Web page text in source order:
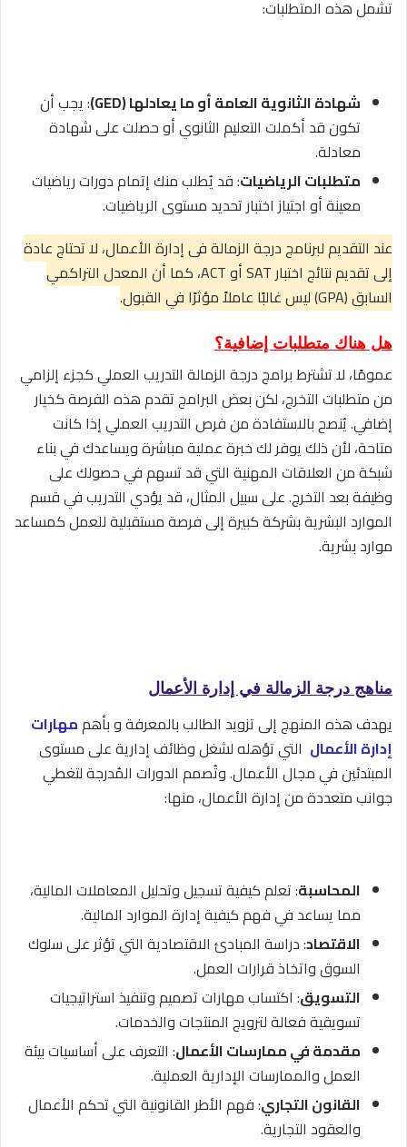
تشمل هذه المتطلبات:
شهادة الثانوية العامة أو ما يعادلها (GED)
: يجب أن
تكون قد أكملت التعليم الثانوي أو حصلت على شهادة
معادلة.
متطلبات الرياضيات: قد يُطلب منك إتمام دورات رياضيات
معينة أو اجتياز اختبار تحديد مستوى الرياضيات.
عند التقديم لبرنامج درجة الزمالة في إدارة الأعمال، لا تحتاج عادة
إلى تقديم نتائج اختبار SAT أو ACT، كما أن المعدل التراكمي
السابق (GPA) ليس غالبًا عاملاً مؤثرًا في القبول.
هل هناك متطلبات إضافية؟
عمومًا، لا تشترط برامج درجة الزمالة التدريب العملي كجزء إلزامي
من متطلبات التخرج، لكن بعض البرامج تقدم هذه الفرصة كخيار
إضافي. يُنصح بالاستفادة من فرص التدريب العملي إذا كانت
متاحة، لأن ذلك يوفر لك خبرة عملية مباشرة ويساعدك في بناء
شبكة من العلاقات المهنية التي قد تسهم في حصولك على
وظيفة بعد التخرج. على سبيل المثال، قد يؤدي التدريب في قسم
الموارد البشرية بشركة كبيرة إلى فرصة مستقبلية للعمل كمساعد
موارد بشرية.
مناهج درجة الزمالة في إدارة الأعمال
يهدف هذه المنهج إلى تزويد الطالب بالمعرفة و بأهممهارات
إدارة الأعمال التي تؤهله لشغل وظائف إدارية على مستوى
المبتدئين في مجال الأعمال. وتُصمم الدورات المُدرجة لتغطي
جوانب متعددة من إدارة الأعمال، منها:
المحاسبة: تعلم كيفية تسجيل وتحليل المعاملات المالية،
مما يساعد في فهم كيفية إدارة الموارد المالية.
الاقتصاد: دراسة المبادئ الاقتصادية التي تؤثر على سلوك
السوق واتخاذ قرارات العمل.
التسويق: اكتساب مهارات تصميم وتنفيذ استراتيجيات
تسويقية فعالة لترويج المنتجات والخدمات.
مقدمة في ممارسات الأعمال: التعرف على أساسيات بيئة
العمل والممارسات الإدارية العملية.
القانون التجاري: فهم الأطر القانونية التي تحكم الأعمال
والعقود التجارية.